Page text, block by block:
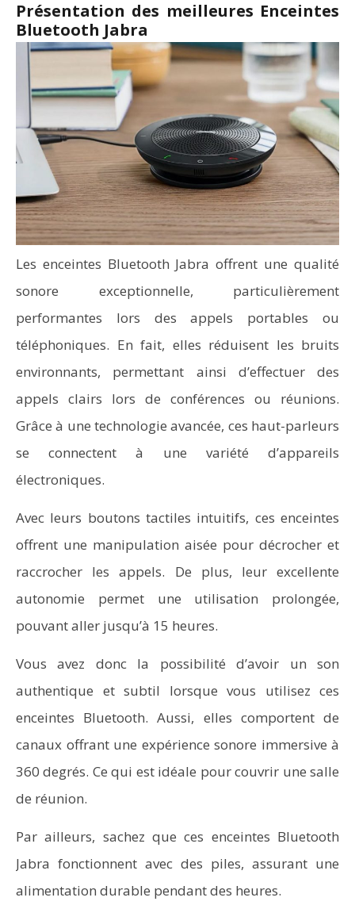
Présentation des meilleures Enceintes
Bluetooth Jabra
Les enceintes Bluetooth Jabra offrent une qualité
sonore exceptionnelle, particulièrement
performantes lors des appels portables ou
téléphoniques. En fait, elles réduisent les bruits
environnants, permettant ainsi d’effectuer des
appels clairs lors de conférences ou réunions.
Grâce à une technologie avancée, ces haut-parleurs
se connectent à une variété d’appareils
électroniques.
Avec leurs boutons tactiles intuitifs, ces enceintes
offrent une manipulation aisée pour décrocher et
raccrocher les appels. De plus, leur excellente
autonomie permet une utilisation prolongée,
pouvant aller jusqu’à 15 heures.
Vous avez donc la possibilité d’avoir un son
authentique et subtil lorsque vous utilisez ces
enceintes Bluetooth. Aussi, elles comportent de
canaux offrant une expérience sonore immersive à
360 degrés. Ce qui est idéale pour couvrir une salle
de réunion.
Par ailleurs, sachez que ces enceintes Bluetooth
Jabra fonctionnent avec des piles, assurant une
alimentation durable pendant des heures.